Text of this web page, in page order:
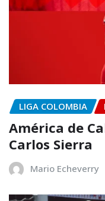
LIGA COLOMBIA
América de
Carlos Sierra
Mario Echeverry